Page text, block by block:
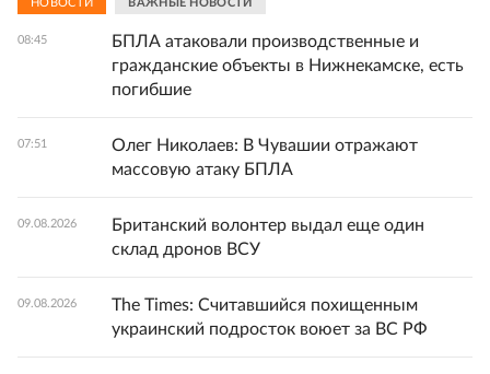
НОВОСТИ ВАЖНЫЕ НОВОСТИ
08:45
БПЛА атаковали производственные и
гражданские объекты в Нижнекамске, есть
погибшие
07:51
Олег Николаев: В Чувашии отражают
массовую атаку БПЛА
09.08.2026
Британский волонтер выдал еще один
склад дронов ВСУ
09.08.2026
The Times: Считавшийся похищенным
украинский подросток воюет за ВС РФ